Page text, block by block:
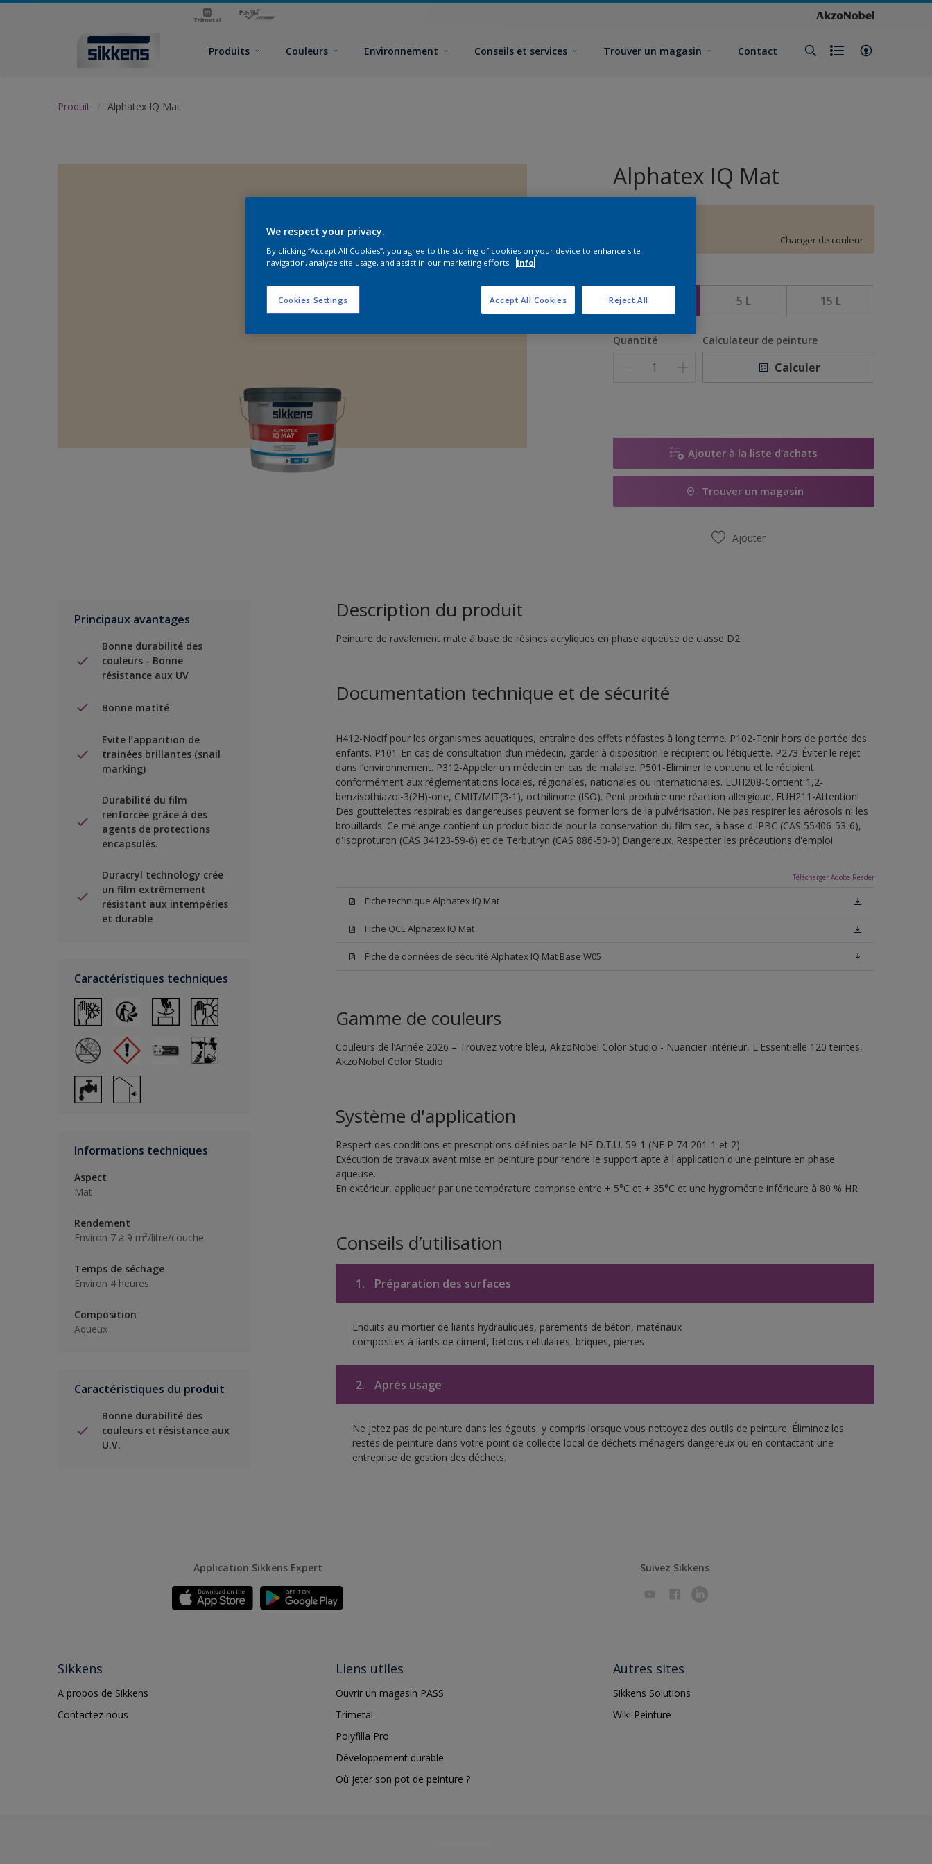
Produits Couleurs Environnement Conseils et services Trouver un magasin Contact
Produit Alphatex IQ Mat
Alphatex IQ Mat
Changer de couleur
5 L 15 L
Quantité Calculateur de peinture
Calculer
Ajouter à la liste d’achats
Trouver un magasin
Ajouter
Principaux avantages
Bonne durabilité des
couleurs - Bonne
résistance aux UV
Bonne matité
Evite l’apparition de
trainées brillantes (snail
marking)
Durabilité du film
renforcée grâce à des
agents de protections
encapsulés.
Duracryl technology crée
un film extrêmement
résistant aux intempéries
et durable
Caractéristiques techniques
Informations techniques
Aspect
Mat
Rendement
Environ 7 à 9 m²/litre/couche
Temps de séchage
Environ 4 heures
Composition
Aqueux
Caractéristiques du produit
Bonne durabilité des
couleurs et résistance aux
U.V.
Description du produit
Peinture de ravalement mate à base de résines acryliques en phase aqueuse de classe D2
Documentation technique et de sécurité
H412-Nocif pour les organismes aquatiques, entraîne des effets néfastes à long terme. P102-Tenir hors de portée des
enfants. P101-En cas de consultation d’un médecin, garder à disposition le récipient ou l’étiquette. P273-Éviter le rejet
dans l’environnement. P312-Appeler un médecin en cas de malaise. P501-Eliminer le contenu et le récipient
conformément aux réglementations locales, régionales, nationales ou internationales. EUH208-Contient 1,2-
benzisothiazol-3(2H)-one, CMIT/MIT(3-1), octhilinone (ISO). Peut produire une réaction allergique. EUH211-Attention!
Des gouttelettes respirables dangereuses peuvent se former lors de la pulvérisation. Ne pas respirer les aérosols ni les
brouillards. Ce mélange contient un produit biocide pour la conservation du film sec, à base d'IPBC (CAS 55406-53-6),
d'Isoproturon (CAS 34123-59-6) et de Terbutryn (CAS 886-50-0).Dangereux. Respecter les précautions d'emploi
Télécharger Adobe Reader
Fiche technique Alphatex IQ Mat
Fiche QCE Alphatex IQ Mat
Fiche de données de sécurité Alphatex IQ Mat Base W05
Gamme de couleurs
Couleurs de l’Année 2026 – Trouvez votre bleu, AkzoNobel Color Studio - Nuancier Intérieur, L'Essentielle 120 teintes,
AkzoNobel Color Studio
Système d'application
Respect des conditions et prescriptions définies par le NF D.T.U. 59-1 (NF P 74-201-1 et 2).
Exécution de travaux avant mise en peinture pour rendre le support apte à l'application d'une peinture en phase
aqueuse.
En extérieur, appliquer par une température comprise entre + 5°C et + 35°C et une hygrométrie inférieure à 80 % HR
Conseils d’utilisation
1. Préparation des surfaces
Enduits au mortier de liants hydrauliques, parements de béton, matériaux
composites à liants de ciment, bétons cellulaires, briques, pierres
2. Après usage
Ne jetez pas de peinture dans les égouts, y compris lorsque vous nettoyez des outils de peinture. Éliminez les
restes de peinture dans votre point de collecte local de déchets ménagers dangereux ou en contactant une
entreprise de gestion des déchets.
Application Sikkens Expert Suivez Sikkens
Sikkens
A propos de Sikkens
Contactez nous
Liens utiles
Ouvrir un magasin PASS
Trimetal
Polyfilla Pro
Développement durable
Où jeter son pot de peinture ?
Autres sites
Sikkens Solutions
Wiki Peinture
We respect your privacy.
By clicking “Accept All Cookies”, you agree to the storing of cookies on your device to enhance site
navigation, analyze site usage, and assist in our marketing efforts.
Info
Cookies Settings Reject All
Accept All Cookies